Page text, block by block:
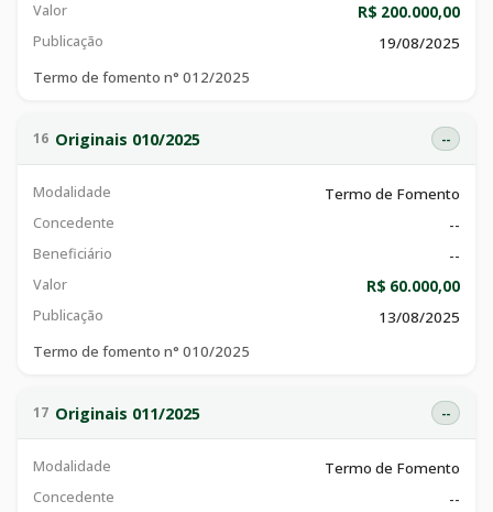
Valor R$ 200.000,00
Publicação
19/08/2025
Termo de fomento n° 012/2025
16 Originais 010/2025 --
Modalidade Termo de Fomento
Concedente --
Beneficiário --
Valor R$ 60.000,00
Publicação
13/08/2025
Termo de fomento n° 010/2025
17 Originais 011/2025 --
Modalidade Termo de Fomento
Concedente --